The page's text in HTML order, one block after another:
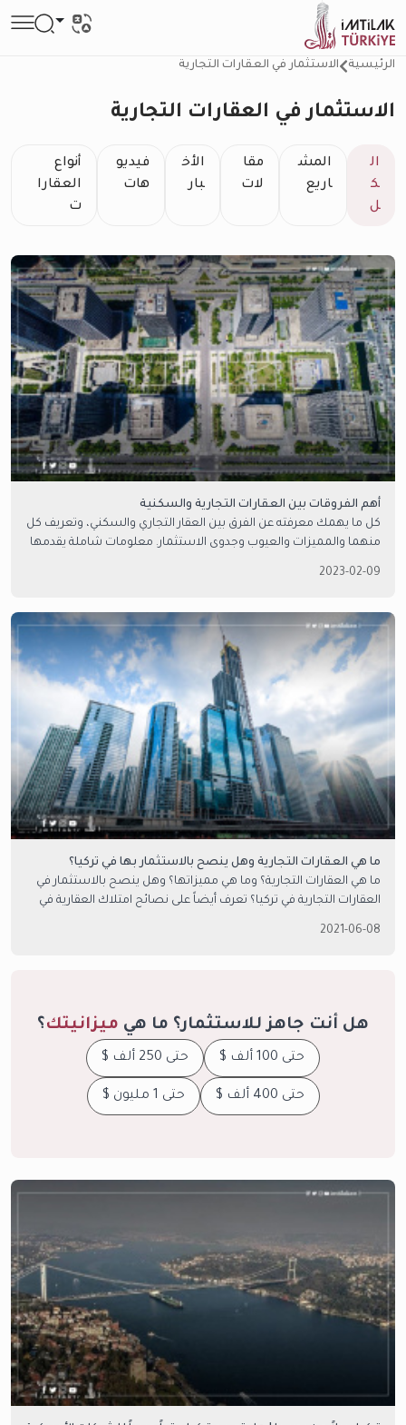
الرئيسية الاستثمار في العقارات التجارية
الاستثمار في العقارات التجارية
ال
ك
ل
المش
اريع
مقا
لات
الأخ
بار
فيديو
هات
أنواع
العقارا
ت
أهم الفروقات بين العقارات التجارية والسكنية
كل ما يهمك معرفته عن الفرق بين العقار التجاري والسكني، وتعريف كل
منهما والمميزات والعيوب وجدوى الاستثمار. معلومات شاملة يقدمها
2023-02-09
ما هي العقارات التجارية وهل ينصح بالاستثمار بها في تركيا؟
ما هي العقارات التجارية؟ وما هي مميزاتها؟ وهل ينصح بالاستثمار في
العقارات التجارية في تركيا؟ تعرف أيضاً على نصائح امتلاك العقارية في
2021-06-08
هل أنت جاهز للاستثمار؟ ما هي ميزانيتك ؟
حتى 100 ألف $ حتى 250 ألف $
حتى 400 ألف $ حتى 1 مليون $